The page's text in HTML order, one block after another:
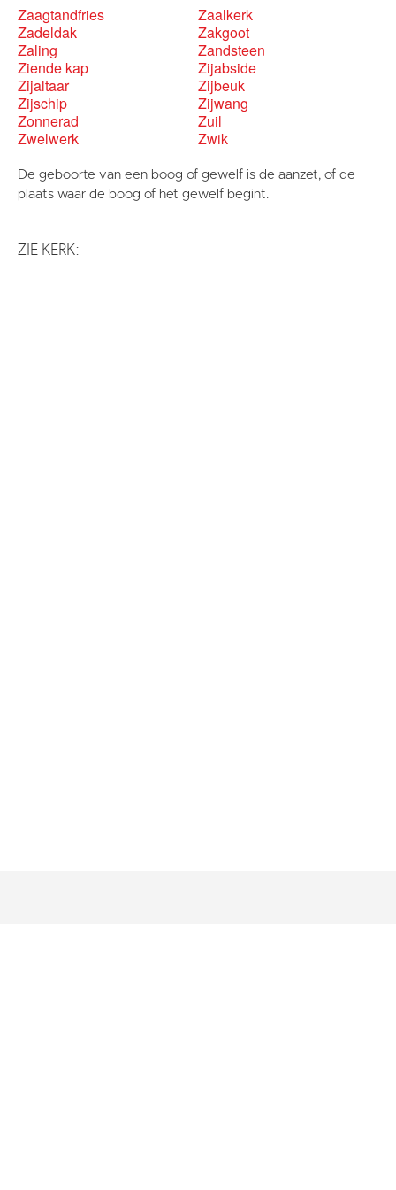
Zaagtandfries
Zaalkerk
Zadeldak
Zakgoot
Zaling
Zandsteen
Ziende kap
Zijabside
Zijaltaar
Zijbeuk
Zijschip
Zijwang
Zonnerad
Zuil
Zwelwerk
Zwik
De geboorte van een boog of gewelf is de aanzet, of de
plaats waar de boog of het gewelf begint.
ZIE KERK: